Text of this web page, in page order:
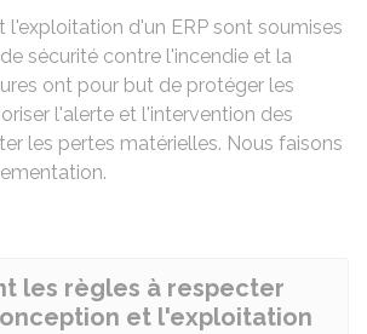
l'exploitation d'un ERP sont soumises
sécurité contre l'incendie et la
ont pour but de protéger les
l'alerte et l'intervention des
les pertes matérielles. Nous faisons
les règles à respecter
et l'exploitation